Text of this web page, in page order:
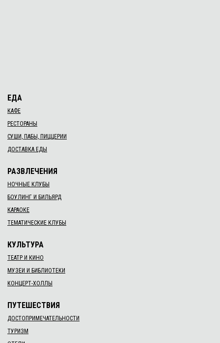
ЕДА
КАФЕ
РЕСТОРАНЫ
СУШИ, ПАБЫ, ПИЦЦЕРИИ
ДОСТАВКА ЕДЫ
РАЗВЛЕЧЕНИЯ
НОЧНЫЕ КЛУБЫ
БОУЛИНГ И БИЛЬЯРД
КАРАОКЕ
ТЕМАТИЧЕСКИЕ КЛУБЫ
КУЛЬТУРА
ТЕАТР И КИНО
МУЗЕИ И БИБЛИОТЕКИ
КОНЦЕРТ-ХОЛЛЫ
ПУТЕШЕСТВИЯ
ДОСТОПРИМЕЧАТЕЛЬНОСТИ
ТУРИЗМ